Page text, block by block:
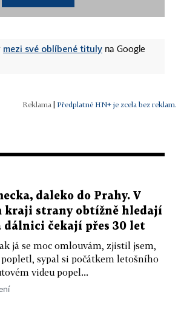
mezi své oblíbené tituly na Google
| Předplatné HN+ je zcela bez reklam.
daleko do Prahy. V
kraji strany obtížně hledají
dálnici čekají přes 30 let
já se moc omlouvám, zjistil jsem,
popletl, sypal si počátkem letošního
videu popel...